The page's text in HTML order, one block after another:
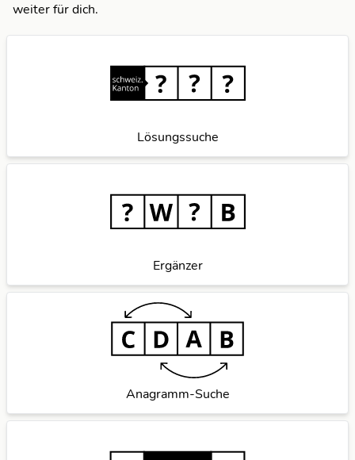
weiter für dich.
Lösungssuche
Ergänzer
Anagramm-Suche